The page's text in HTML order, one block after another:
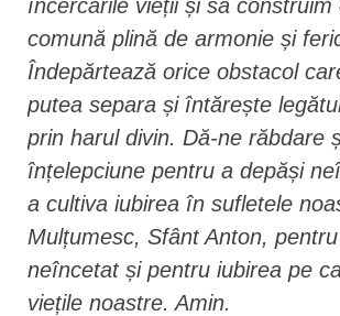
încercările vieții și să construim
comună plină de armonie și
Îndepărtează orice obstacol
putea separa și întărește
prin harul divin. Dă-ne răbdare
înțelepciune pentru a depăși
a cultiva iubirea în sufletele
Mulțumesc, Sfânt Anton,
neîncetat și pentru iubirea pe
viețile noastre. Amin.